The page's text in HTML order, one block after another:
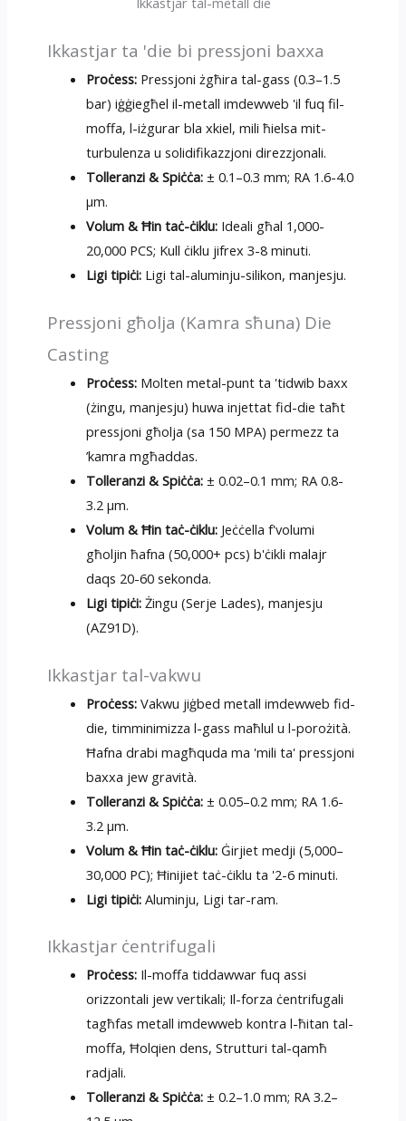
Ikkastjar ta 'die bi pressjoni baxxa
Proċess: Pressjoni żgħira tal-gass (0.3–1.5
bar) iġġiegħel il-metall imdewweb 'il fuq fil-
moffa, l-iżgurar bla xkiel, mili ħielsa mit-
turbulenza u solidifikazzjoni direzzjonali.
Tolleranzi & Spiċċa: ± 0.1–0.3 mm; RA 1.6-4.0
µm.
Volum & Ħin taċ-ċiklu: Ideali għal 1,000-
20,000 PCS; Kull ċiklu jifrex 3-8 minuti.
Ligi tipiċi: Ligi tal-aluminju-silikon, manjesju.
Pressjoni għolja (Kamra sħuna) Die
Casting
Proċess: Molten metal-punt ta 'tidwib baxx
(żingu, manjesju) huwa injettat fid-die taħt
pressjoni għolja (sa 150 MPA) permezz ta
’kamra mgħaddas.
Tolleranzi & Spiċċa: ± 0.02–0.1 mm; RA 0.8-
3.2 µm.
Volum & Ħin taċ-ċiklu: Jeċċella f'volumi
għoljin ħafna (50,000+ pcs) b'ċikli malajr
daqs 20-60 sekonda.
Ligi tipiċi: Żingu (Serje Lades), manjesju
(AZ91D).
Ikkastjar tal-vakwu
Proċess: Vakwu jiġbed metall imdewweb fid-
die, timminimizza l-gass maħlul u l-porożità.
Ħafna drabi magħquda ma 'mili ta' pressjoni
baxxa jew gravità.
Tolleranzi & Spiċċa: ± 0.05–0.2 mm; RA 1.6-
3.2 µm.
Volum & Ħin taċ-ċiklu: Ġirjiet medji (5,000–
30,000 PC); Ħinijiet taċ-ċiklu ta '2-6 minuti.
Ligi tipiċi: Aluminju, Ligi tar-ram.
Ikkastjar ċentrifugali
Proċess: Il-moffa tiddawwar fuq assi
orizzontali jew vertikali; Il-forza ċentrifugali
tagħfas metall imdewweb kontra l-ħitan tal-
moffa, Ħolqien dens, Strutturi tal-qamħ
radjali.
Tolleranzi & Spiċċa: ± 0.2–1.0 mm; RA 3.2–